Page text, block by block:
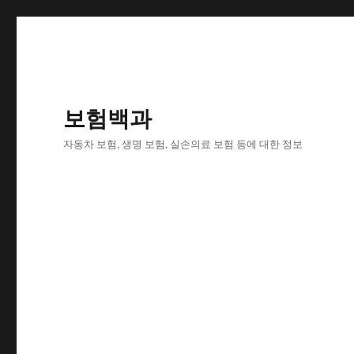
보험백과
자동차 보험, 생명 보험, 실손의료 보험 등에 대한 정보